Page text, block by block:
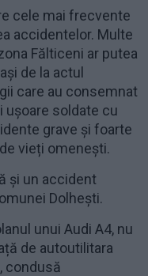
cele mai frecvente
accidentelor. Multe
Fălticeni ar putea
de la actul
care au consemnat
ușoare soldate cu
grave și foarte
vieți omenești.
și un accident
Dolhești.
unui Audi A4, nu
de autoutilitara
condusă